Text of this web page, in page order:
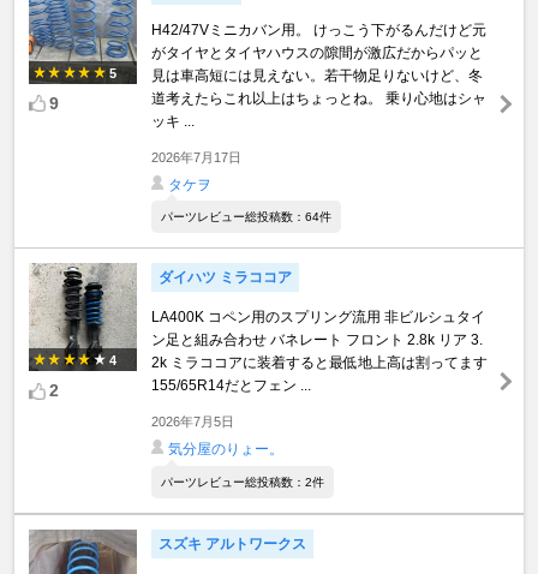
5
9
H42/47Vミニカバン用。 けっこう下がるんだけど元
がタイヤとタイヤハウスの隙間が激広だからパッと
見は車高短には見えない。若干物足りないけど、冬
道考えたらこれ以上はちょっとね。 乗り心地はシャ
ッキ ...
2026年7月17日
タケヲ
パーツレビュー総投稿数：64件
4
2
ダイハツ ミラココア
LA400K コペン用のスプリング流用 非ビルシュタイ
ン足と組み合わせ バネレート フロント 2.8k リア 3.
2k ミラココアに装着すると最低地上高は割ってます
155/65R14だとフェン ...
2026年7月5日
気分屋のりょー。
パーツレビュー総投稿数：2件
スズキ アルトワークス